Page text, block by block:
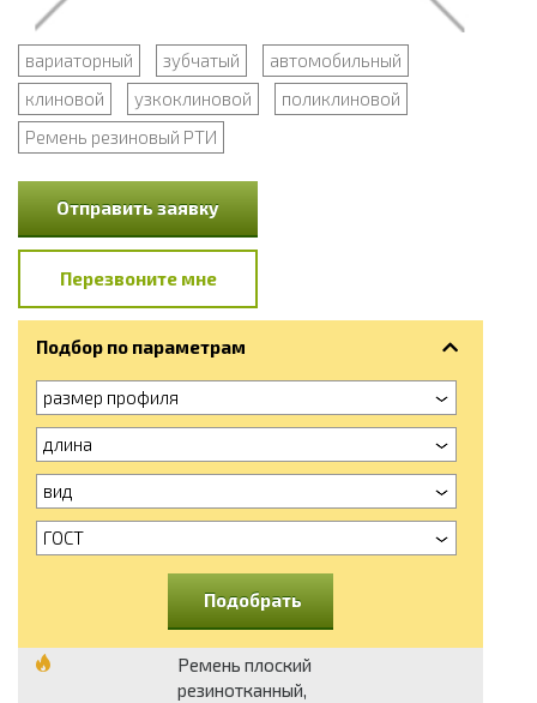
вариаторный зубчатый
автомобильный
клиновой
узкоклиновой
поликлиновой
Ремень резиновый РТИ
Отправить заявку
Перезвоните мне
Подбор по параметрам
размер профиля
длина
вид
ГОСТ
Подобрать
Ремень плоский
резинотканный,